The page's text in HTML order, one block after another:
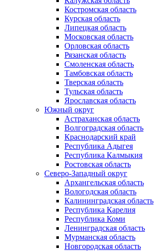
Костромская область
Курская область
Липецкая область
Московская область
Орловская область
Рязанская область
Смоленская область
Тамбовская область
Тверская область
Тульская область
Ярославская область
Южный округ
Астраханская область
Волгоградская область
Краснодарский край
Республика Адыгея
Республика Калмыкия
Ростовская область
Северо-Западный округ
Архангельская область
Вологодская область
Калининградская область
Республика Карелия
Республика Коми
Ленинградская область
Мурманская область
Новгородская область